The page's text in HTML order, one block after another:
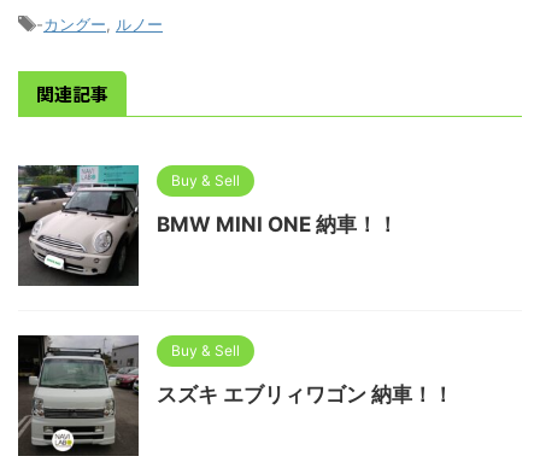
-カングー ルノー
関連記事
Buy & Sell
BMW MINI ONE 納車！！
Buy & Sell
スズキ エブリィワゴン 納車！！